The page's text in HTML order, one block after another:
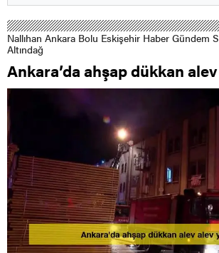
Nallıhan Ankara Bolu Eskişehir Haber Gündem
Altındağ
Ankara’da ahşap dükkan alev